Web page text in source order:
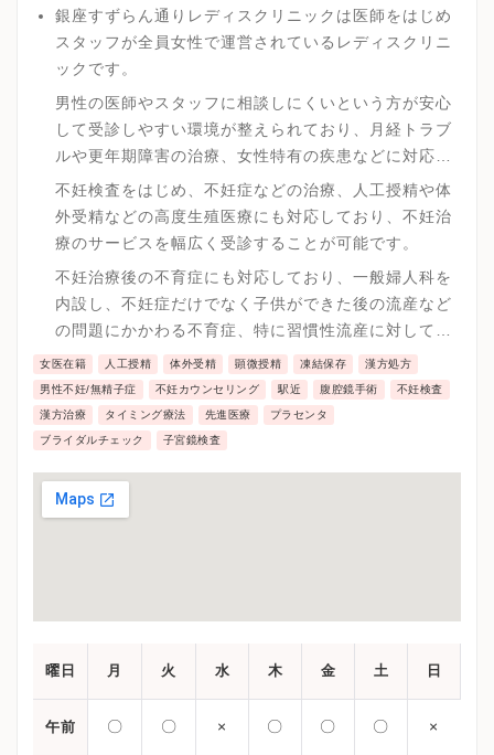
銀座すずらん通りレディスクリニックは医師をはじめ
スタッフが全員女性で運営されているレディスクリニ
ックです。
男性の医師やスタッフに相談しにくいという方が安心
して受診しやすい環境が整えられており、月経トラブ
ルや更年期障害の治療、女性特有の疾患などに対応し
ており女性のトータルケアを実践しています。
不妊検査をはじめ、不妊症などの治療、人工授精や体
外受精などの高度生殖医療にも対応しており、不妊治
療のサービスを幅広く受診することが可能です。
不妊治療後の不育症にも対応しており、一般婦人科を
内設し、不妊症だけでなく子供ができた後の流産など
の問題にかかわる不育症、特に習慣性流産に対して改
善を取り組んでいます。
女医在籍 人工授精 体外受精 顕微授精 凍結保存 漢方処方
男性不妊/無精子症 不妊カウンセリング 駅近 腹腔鏡手術 不妊検査
漢方治療 タイミング療法 先進医療 プラセンタ
ブライダルチェック 子宮鏡検査
曜日 月 火 水 木 金 土 日
午前 〇 〇 × 〇 〇 〇 ×